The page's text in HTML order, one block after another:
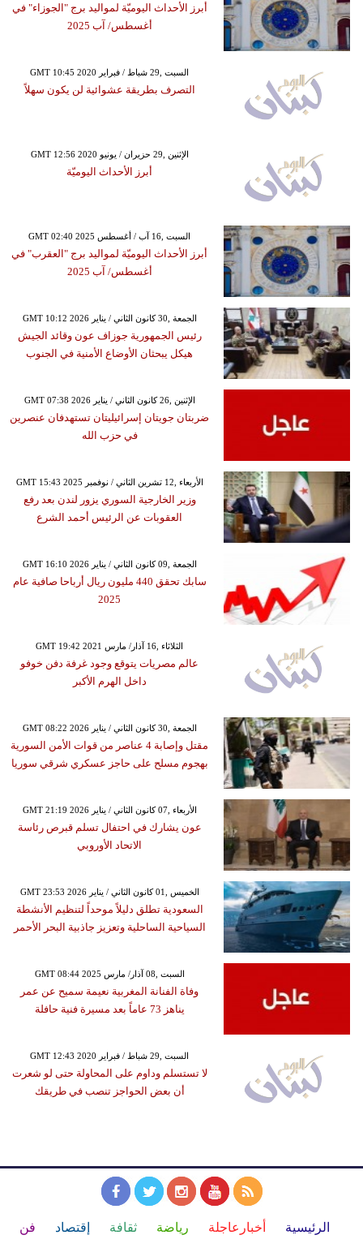
أبرز الأحداث اليوميّة لمواليد برج "الجوزاء" في
أغسطس/ آب 2025
GMT 10:45 2020 السبت ,29 شباط / فبراير
التصرف بطريقة عشوائية لن يكون سهلاً
GMT 12:56 2020 الإثنين ,29 حزيران / يونيو
أبرز الأحداث اليوميّة
GMT 02:40 2025 السبت ,16 آب / أغسطس
أبرز الأحداث اليوميّة لمواليد برج "العقرب" في
أغسطس/ آب 2025
GMT 10:12 2026 الجمعة ,30 كانون الثاني / يناير
رئيس الجمهورية جوزاف عون وقائد الجيش
هيكل يبحثان الأوضاع الأمنية في الجنوب
GMT 07:38 2026 الإثنين ,26 كانون الثاني / يناير
ضربتان جويتان إسرائيليتان تستهدفان عنصرين
في حزب الله
GMT 15:43 2025 الأربعاء ,12 تشرين الثاني / نوفمبر
وزير الخارجية السوري يزور لندن بعد رفع
العقوبات عن الرئيس أحمد الشرع
GMT 16:10 2026 الجمعة ,09 كانون الثاني / يناير
سابك تحقق 440 مليون ريال أرباحا صافية عام
2025
GMT 19:42 2021 الثلاثاء ,16 آذار/ مارس
عالم مصريات يتوقع وجود غرفة دفن خوفو
داخل الهرم الأكبر
GMT 08:22 2026 الجمعة ,30 كانون الثاني / يناير
مقتل وإصابة 4 عناصر من قوات الأمن السورية
بهجوم مسلح على حاجز عسكري شرقي سوريا
GMT 21:19 2026 الأربعاء ,07 كانون الثاني / يناير
عون يشارك في احتفال تسلم قبرص رئاسة
الاتحاد الأوروبي
GMT 23:53 2026 الخميس ,01 كانون الثاني / يناير
السعودية تطلق دليلاً موحداً لتنظيم الأنشطة
السياحية الساحلية وتعزيز جاذبية البحر الأحمر
GMT 08:44 2025 السبت ,08 آذار/ مارس
وفاة الفنانة المغربية نعيمة سميح عن عمر
يناهز 73 عاماً بعد مسيرة فنية حافلة
GMT 12:43 2020 السبت ,29 شباط / فبراير
لا تستسلم وداوم على المحاولة حتى لو شعرت
أن بعض الحواجز تنصب في طريقك
الرئيسية أخبارعاجلة رياضة ثقافة إقتصاد فن